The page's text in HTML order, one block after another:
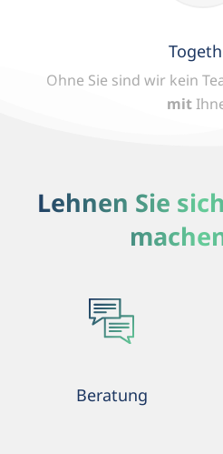
Ohne Sie sind wir kein
mit
Lehnen Sie
Beratung